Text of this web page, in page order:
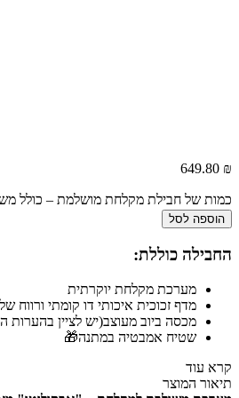
649.80 ₪
כמות של חבילת מקלחת מושלמת – כולל
הוספה לסל
החבילה כוללת:
מערכת מקלחת יוקרתית
מדף זכוכית איכותי דו קומתי ורווח של 25 ס"מ בין הקומות
מכסה ביוב מעוצב(יש לציין בהערות
שטיח אמבטיה במתנה🎁
קרא עוד
תיאור המוצר